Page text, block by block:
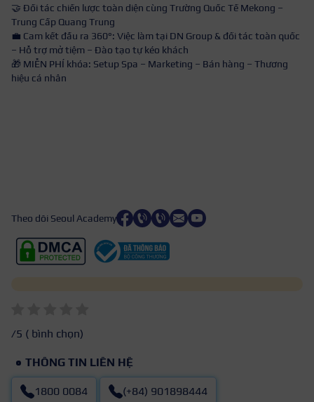
🤝 Đối tác chiến lược toàn diện cùng Trường Quốc Tế Mekong –
Trung Cấp Quang Trung
💼 Cam kết đầu ra 360°: Việc làm tại DN Group & đối tác toàn quốc
– Hỗ trợ mở tiệm – Đào tạo tự kéo khách
🎁 MIỄN PHÍ khóa: Setup Spa – Marketing – Bán hàng – Thương
hiệu cá nhân
Theo dõi Seoul Academy
/5 ( bình chọn)
THÔNG TIN LIÊN HỆ
1800 0084 (+84) 901898444